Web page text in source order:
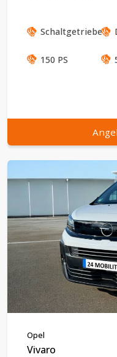
Schaltgetriebe
150 PS
Opel
Vivaro